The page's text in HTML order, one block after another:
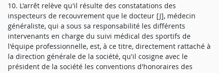
10. L'arrêt relève qu'il résulte des constatations des
inspecteurs de recouvrement que le docteur [J], médecin
généraliste, qui a sous sa responsabilité les différents
intervenants en charge du suivi médical des sportifs de
l'équipe professionnelle, est, à ce titre, directement rattaché à
la direction générale de la société, qu'il cosigne avec le
président de la société les conventions d'honoraires des